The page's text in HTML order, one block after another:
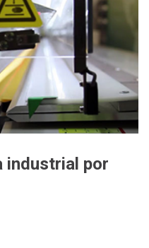
industrial por